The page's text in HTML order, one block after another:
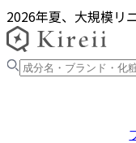
2026年夏、大規模リ